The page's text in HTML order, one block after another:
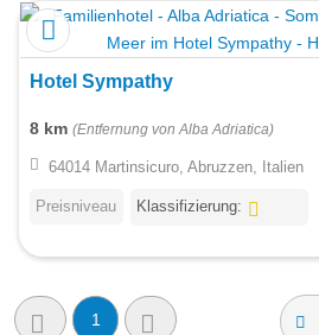
Hotel Sympathy
8 km (Entfernung von Alba Adriatica)
64014 Martinsicuro, Abruzzen, Italien
Preisniveau Klassifizierung:
1